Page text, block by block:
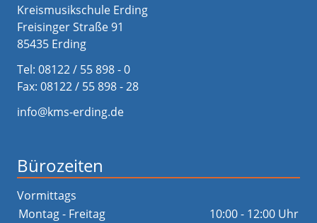
Kreismusikschule Erding
Freisinger Straße 91
85435 Erding
Tel: 08122 / 55 898 - 0
Fax: 08122 / 55 898 - 28
info@kms-erding.de
Bürozeiten
Vormittags
Montag - Freitag
10:00 - 12:00 Uhr